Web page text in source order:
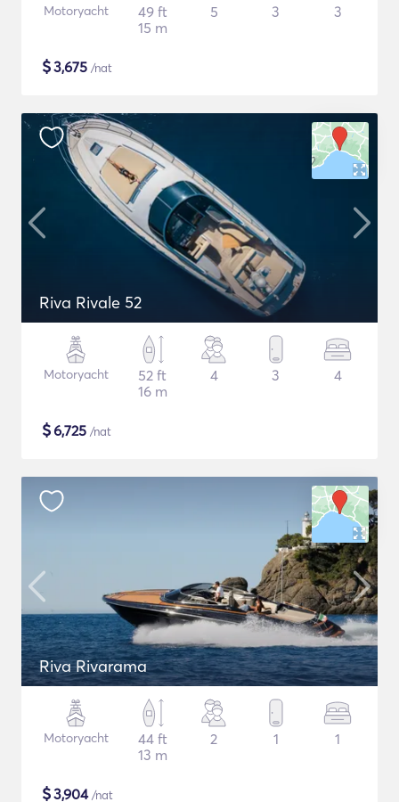
Motoryacht
49 ft
15 m
5 3 3
$3,675 /nat
Riva Rivale 52
Motoryacht
52 ft
16 m
4 3 4
$6,725 /nat
Riva Rivarama
Motoryacht
44 ft
13 m
2 1 1
$3,904/nat